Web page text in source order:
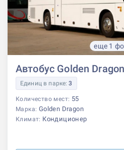
еще 1
Автобус Golden
Единиц в парке:3
Количество мест: 55
Марка: Golden Dragon
Климат: Кондиционер